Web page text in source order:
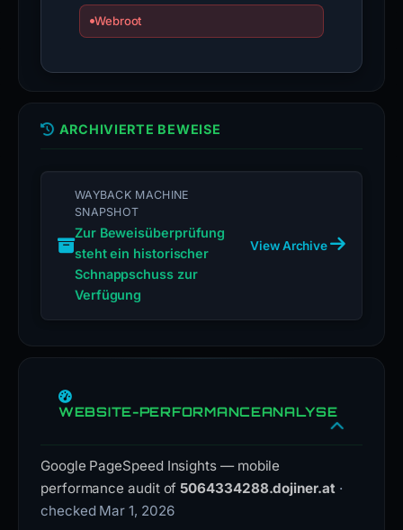
Webroot
ARCHIVIERTE BEWEISE
WAYBACK MACHINE
SNAPSHOT
Zur Beweisüberprüfung
steht ein historischer
Schnappschuss zur
Verfügung
View Archive
WEBSITE-PERFORMANCEANALYSE
Google PageSpeed Insights — mobile
performance audit of5064334288.dojiner.at ·
checked Mar 1, 2026